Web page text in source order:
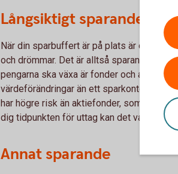
Långsiktigt sparande -
När din sparbuffert är på plats är det bra
och drömmar. Det är alltså sparande som
pengarna ska växa är fonder och aktier
värdeförändringar än ett sparkonto. Ju
har högre risk än aktiefonder, som i sin tur
dig tidpunkten för uttag kan det vara klokt
Annat sparande